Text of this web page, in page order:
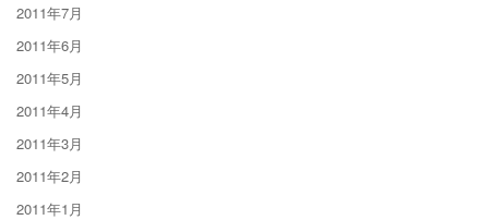
2011年7月
2011年6月
2011年5月
2011年4月
2011年3月
2011年2月
2011年1月